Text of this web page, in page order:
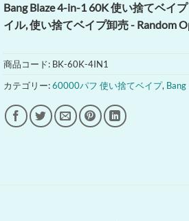
Bang Blaze 4-in-1 60K 使い捨てベイ
イル, 使い捨てベイプ卸売 - Random
商品コード: BK-60K-4IN1
カテゴリー:60000パフ 使い捨てベイプ, Bang